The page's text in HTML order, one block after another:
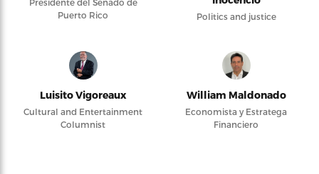
Presidente del Senado de
Puerto Rico
Politics and justice
Luisito Vigoreaux
Cultural and Entertainment
Columnist
William Maldonado
Economista y Estratega
Financiero